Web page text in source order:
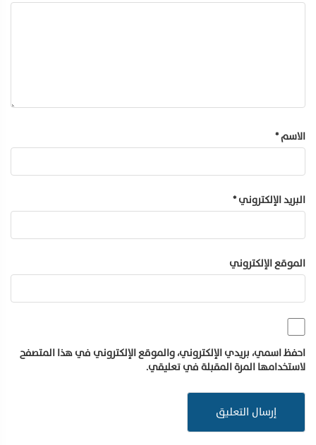
الاسم*
البريد الإلكتروني*
الموقع الإلكتروني
احفظ اسمي، بريدي الإلكتروني، والموقع الإلكتروني في هذا المتصفح
لاستخدامها المرة المقبلة في تعليقي.